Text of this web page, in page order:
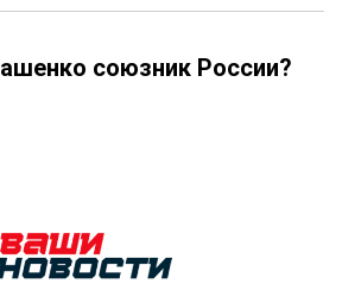
союзник России?